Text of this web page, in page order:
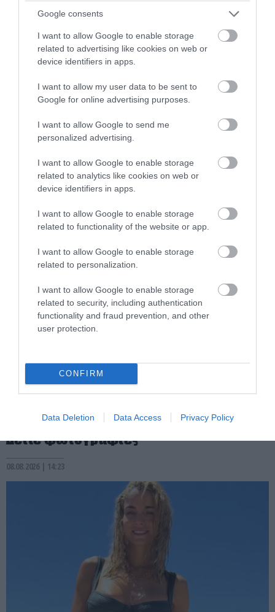
Google consents
I want to allow Google to enable storage
related to advertising like cookies on web or
device identifiers in apps.
I want to allow my user data to be sent to
Google for online advertising purposes.
I want to allow Google to send me
personalized advertising.
I want to allow Google to enable storage
related to analytics like cookies on web or
device identifiers in apps.
I want to allow Google to enable storage
related to functionality of the website or app.
I want to allow Google to enable storage
related to personalization.
I want to allow Google to enable storage
related to security, including authentication
functionality and fraud prevention, and other
user protection.
CONFIRM
Data Deletion Data Access Privacy Policy
PRONEWS.GR /
Η Ελίζαμπεθ Χάρλεϊ πόζαρε με γαλάζιο
μπικίνι και λεοπάρ κιμονό και οι
καμπύλες της «έβγαλαν μάτια» (φώτο)
08.08.2026 | 15:41
PRONEWS.GR /CELEBRITIES
Ανέβηκε ο υδράργυρος με τα
Πόζαρε μόνο με το λεοπάρ μαγιό της –
Δείτε φωτογραφίες
08.08.2026 | 14:23